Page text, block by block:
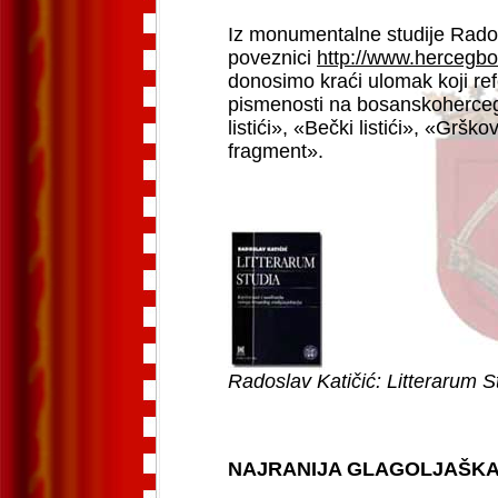
Iz monumentalne studije
poveznici http://
donosimo kraći ulomak koji
pismenosti na
listići», «Bečki listići»,
fragment».
Radoslav Katičić: Litterarum
NAJRANIJA